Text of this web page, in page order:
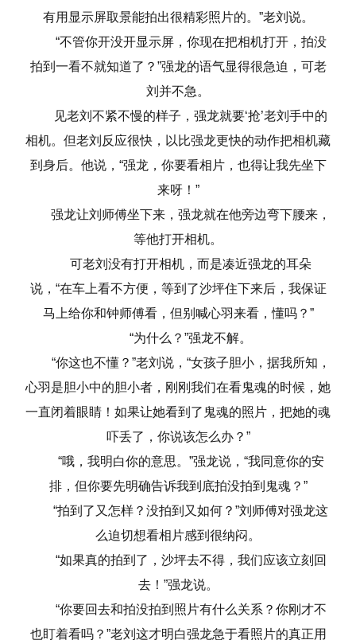
有用显示屏取景能拍出很精彩照片的。”老刘说。
“不管你开没开显示屏，你现在把相机打开，拍没
拍到一看不就知道了？”强龙的语气显得很急迫，可老
刘并不急。
见老刘不紧不慢的样子，强龙就要‘抢’老刘手中的
相机。但老刘反应很快，以比强龙更快的动作把相机藏
到身后。他说，“强龙，你要看相片，也得让我先坐下
来呀！”
强龙让刘师傅坐下来，强龙就在他旁边弯下腰来，
等他打开相机。
可老刘没有打开相机，而是凑近强龙的耳朵
说，“在车上看不方便，等到了沙坪住下来后，我保证
马上给你和钟师傅看，但别喊心羽来看，懂吗？”
“为什么？”强龙不解。
“你这也不懂？”老刘说，“女孩子胆小，据我所知，
心羽是胆小中的胆小者，刚刚我们在看鬼魂的时候，她
一直闭着眼睛！如果让她看到了鬼魂的照片，把她的魂
吓丢了，你说该怎么办？”
“哦，我明白你的意思。”强龙说，“我同意你的安
排，但你要先明确告诉我到底拍没拍到鬼魂？”
“拍到了又怎样？没拍到又如何？”刘师傅对强龙这
么迫切想看相片感到很纳闷。
“如果真的拍到了，沙坪去不得，我们应该立刻回
去！”强龙说。
“你要回去和拍没拍到照片有什么关系？你刚才不
也盯着看吗？”老刘这才明白强龙急于看照片的真正用